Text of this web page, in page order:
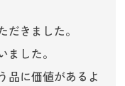
きました。
した。
品に価値があるよ